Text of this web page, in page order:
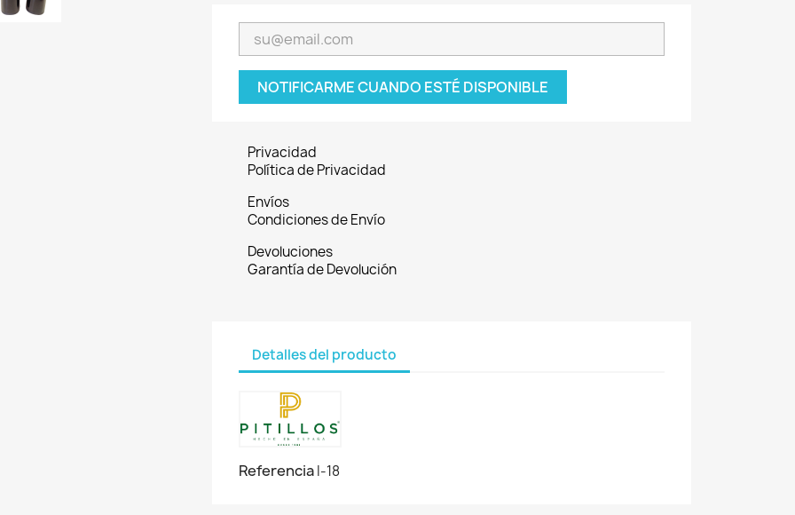
NOTIFICARME CUANDO ESTÉ DISPONIBLE
Privacidad
Política de Privacidad
Envíos
Condiciones de Envío
Devoluciones
Garantía de Devolución
Detalles del producto
ReferenciaI-18